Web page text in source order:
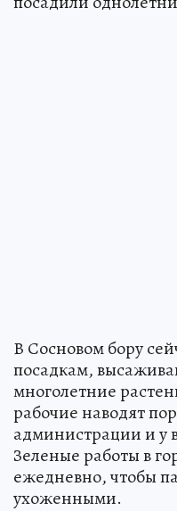
В Сосновом бору
посадкам,
многолетние
рабочие наводят
администрации и у
Зеленые работы в
ежедневно, чтобы
ухоженными.